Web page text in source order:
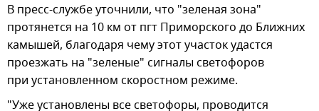
В пресс-службе уточнили, что "зеленая зона"
протянется на 10 км от пгт Приморского до Ближних
камышей, благодаря чему этот участок удастся
проезжать на "зеленые" сигналы светофоров
при установленном скоростном режиме.
"Уже установлены все светофоры, проводится